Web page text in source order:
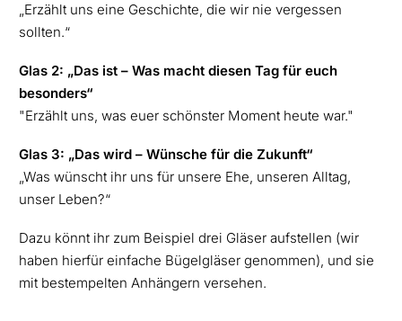
„Erzählt uns eine Geschichte, die wir nie vergessen
sollten.“
Glas 2: „Das ist – Was macht diesen Tag für euch
besonders“
"Erzählt uns, was euer schönster Moment heute war."
Glas 3: „Das wird – Wünsche für die Zukunft“
„Was wünscht ihr uns für unsere Ehe, unseren Alltag,
unser Leben?“
Dazu könnt ihr zum Beispiel drei Gläser aufstellen (wir
haben hierfür einfache Bügelgläser genommen), und sie
mit bestempelten Anhängern versehen.